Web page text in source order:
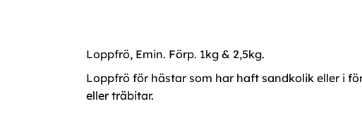
Loppfrö, Emin. Förp. 1kg & 2,5kg.
Loppfrö för hästar som har haft sandkolik eller i
eller träbitar.